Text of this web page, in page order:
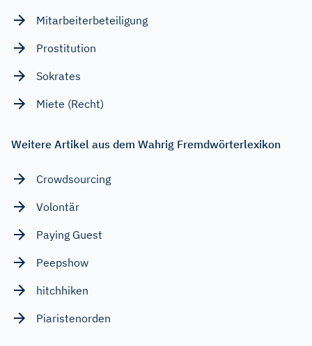
Mitarbeiterbeteiligung
Prostitution
Sokrates
Miete (Recht)
Weitere Artikel aus dem Wahrig Fremdwörterlexikon
Crowdsourcing
Volontär
Paying Guest
Peepshow
hitchhiken
Piaristenorden